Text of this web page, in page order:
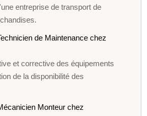
entreprise de transport de
de Maintenance chez
et corrective des équipements
de la disponibilité des
Monteur chez